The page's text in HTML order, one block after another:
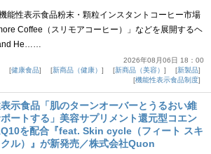
能性表示食品粉末・顆粒インスタントコーヒー市場
Coffee（スリモアコーヒー）」などを展開するヘ
He……
2026年08月06日 18：00
健康食品 新商品（健康） 新商品（美容）
新製品
機能性表示食品制度
示食品「肌のターンオーバーとうるおい維
ートする」美容サプリメント還元型コエン
を配合『feat. Skin cycle（フィート スキ
ル）』が新発売／株式会社Quon